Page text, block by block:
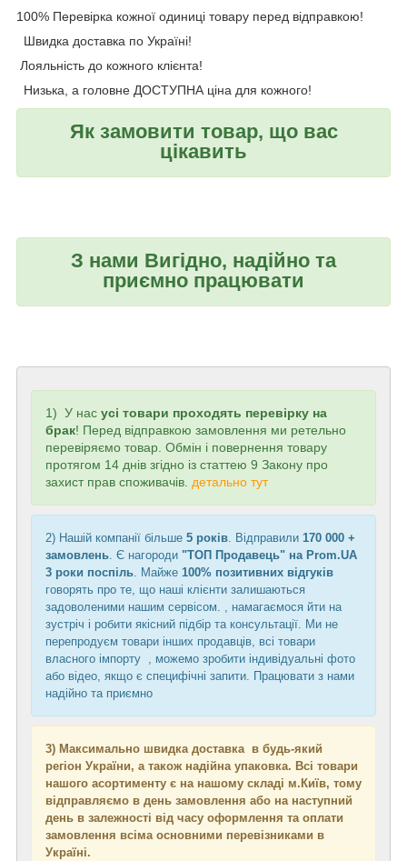
100% Перевірка кожної одиниці товару перед відправкою!
Швидка доставка по Україні!
Лояльність до кожного клієнта!
Низька, а головне ДОСТУПНА ціна для кожного!
Як замовити товар, що вас
цікавить
З нами Вигідно, надійно та
приємно працювати
1) У нас усі товари проходять перевірку на
брак! Перед відправкою замовлення ми ретельно
перевіряємо товар. Обмін і повернення товару
протягом 14 днів згідно із статтею 9 Закону про
захист прав споживачів. детально тут
2) Нашій компанії більше 5 років. Відправили 170 000 +
замовлень. Є нагороди "ТОП Продавець" на Prom.UA
3 роки поспіль. Майже 100% позитивних відгуків
говорять про те, що наші клієнти залишаються
задоволеними нашим сервісом. , намагаємося йти на
зустріч і робити якісний підбір та консультації. Ми не
перепродуєм товари інших продавців, всі товари
власного імпорту , можемо зробити індивідуальні фото
або відео, якщо є специфічні запити. Працювати з нами
надійно та приємно
3) Максимально швидка доставка в будь-який
регіон України, а також надійна упаковка. Всі товари
нашого асортименту є на нашому складі м.Київ, тому
відправляємо в день замовлення або на наступний
день в залежності від часу оформлення та оплати
замовлення всіма основними перевізниками в
Україні.